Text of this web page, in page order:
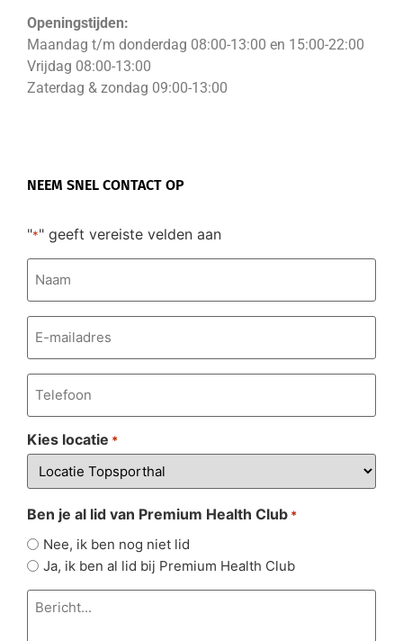
Openingstijden:
Maandag t/m donderdag 08:00-13:00 en 15:00-22:00
Vrijdag 08:00-13:00
Zaterdag & zondag 09:00-13:00
NEEM SNEL CONTACT OP
"*" geeft vereiste velden aan
Naam
E-
mailadres
Telefoonnummer
*
Kies locatie *
Ben je al lid van Premium Health Club *
Nee, ik ben nog niet lid
Ja, ik ben al lid bij Premium Health Club
Bericht...